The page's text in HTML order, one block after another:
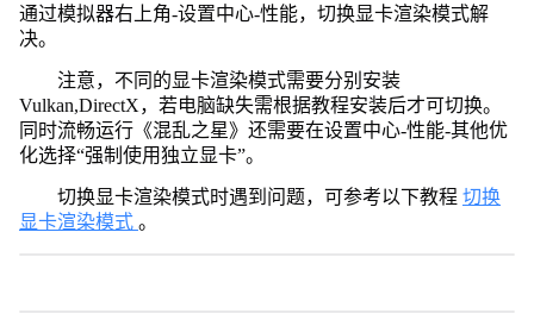
通过模拟器右上角-设置中心-性能，切换显卡渲染模式解
决。
注意，不同的显卡渲染模式需要分别安装
Vulkan,DirectX，若电脑缺失需根据教程安装后才可切换。
同时流畅运行《混乱之星》还需要在设置中心-性能-其他优
化选择“强制使用独立显卡”。
切换显卡渲染模式时遇到问题，可参考以下教程 切换
显卡渲染模式 。